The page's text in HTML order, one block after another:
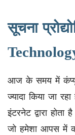
सूचना
आज के समय में
ज्यादा किया जा
इंटरनेट द्वारा
जो हमेशा आपस में